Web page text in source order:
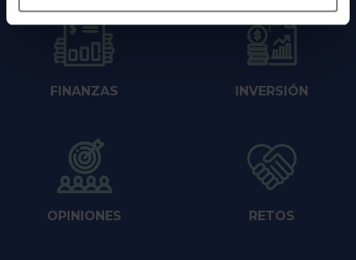
FINANZAS INVERSIÓN
OPINIONES RETOS